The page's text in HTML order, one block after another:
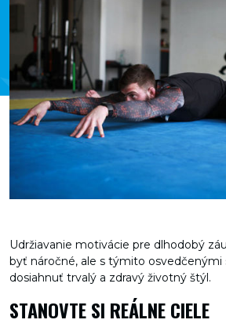
Udržiavanie motivácie pre dlhodobý
byť náročné, ale s týmito
dosiahnuť trvalý a zdravý životný štýl.
STANOVTE SI REÁLNE CIELE